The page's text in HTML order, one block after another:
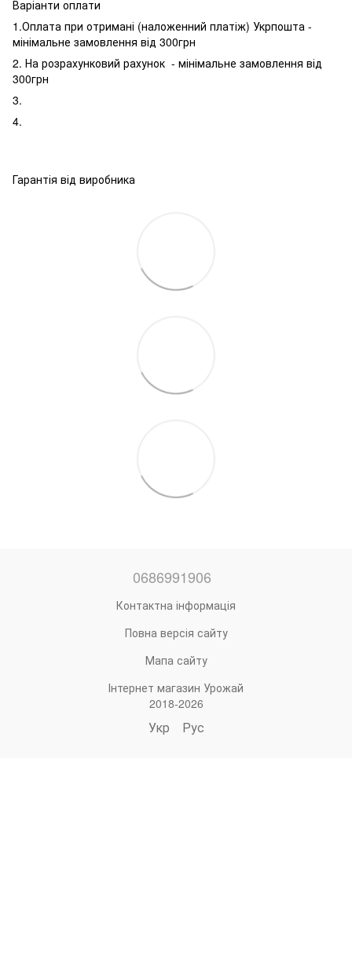
Варіанти оплати
1.Оплата при отримані (наложенний платіж) Укрпошта -
мінімальне замовлення від 300грн
2. На розрахунковий рахунок - мінімальне замовлення від
300грн
3.
4.
Гарантія від виробника
0686991906
Контактна інформація
Повна версія сайту
Мапа сайту
Інтернет магазин Урожай
2018-2026
Укр Рус